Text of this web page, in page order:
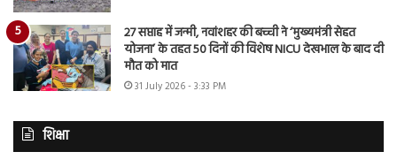
27 सप्ताह में जन्मी, नवांशहर की बच्ची ने ‘मुख्यमंत्री सेहत
योजना’ के तहत 50 दिनों की विशेष NICU देखभाल के बाद दी
मौत को मात
31 July 2026 - 3:33 PM
शिक्षा